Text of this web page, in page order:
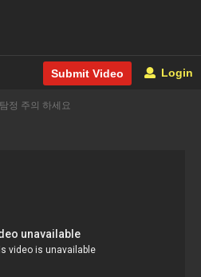
Submit Video Login
정 주의 하세요